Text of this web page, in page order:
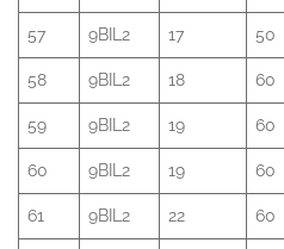
57 9BIL2 17 50
58 9BIL2 18 60
59 9BIL2 19 60
60 9BIL2 19 60
61 9BIL2 22 60